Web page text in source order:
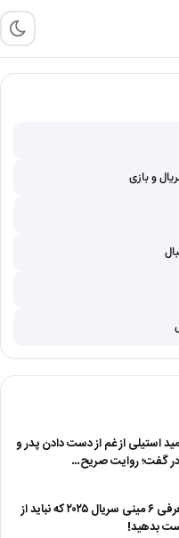
و بازی
استیلی از غم از دست دادن پدر و
گفت؛ روایت صریح…
معرفی ۶ مینی سریال ۲۰۲۵ که نباید از
بدهید!